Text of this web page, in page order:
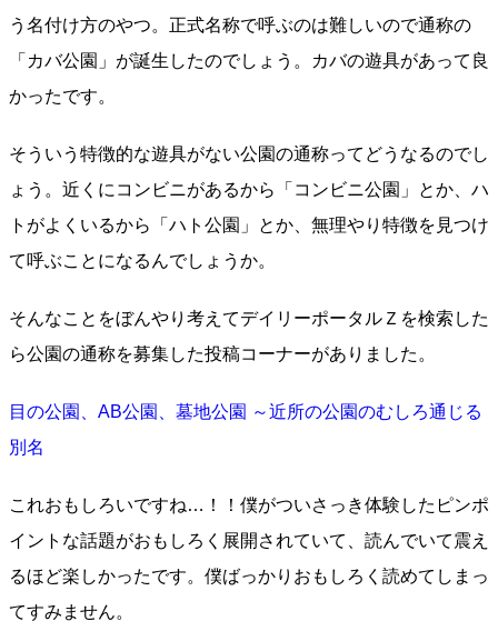
う名付け方のやつ。正式名称で呼ぶのは難しいので通称の
「カバ公園」が誕生したのでしょう。カバの遊具があって良
かったです。
そういう特徴的な遊具がない公園の通称ってどうなるのでし
ょう。近くにコンビニがあるから「コンビニ公園」とか、ハ
トがよくいるから「ハト公園」とか、無理やり特徴を見つけ
て呼ぶことになるんでしょうか。
そんなことをぼんやり考えてデイリーポータルＺを検索した
ら公園の通称を募集した投稿コーナーがありました。
目の公園、AB公園、墓地公園 ～近所の公園のむしろ通じる
別名
これおもしろいですね…！！僕がついさっき体験したピンポ
イントな話題がおもしろく展開されていて、読んでいて震え
るほど楽しかったです。僕ばっかりおもしろく読めてしまっ
てすみません。